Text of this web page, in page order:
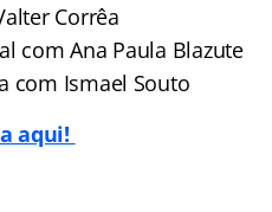
Corrêa
com Ana Paula Blazute
com Ismael Souto
aqui!